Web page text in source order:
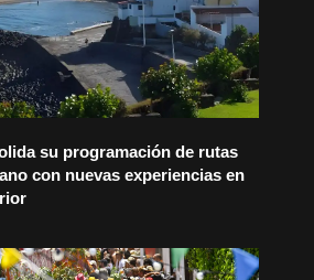
su programación de rutas
con nuevas experiencias en